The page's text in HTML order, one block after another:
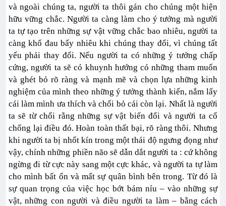
và ngoài chúng ta, người ta thôi gán cho chúng một hiện
hữu vững chắc. Người ta càng làm cho ý tưởng mà người
ta tự tạo trên những sự vật vững chắc bao nhiêu, người ta
càng khổ đau bấy nhiêu khi chúng thay đổi, vì chúng tất
yếu phải thay đổi. Nếu người ta có những ý tưởng chấp
cứng, người ta sẽ có khuynh hướng có những tham muốn
và ghét bỏ rõ ràng và mạnh mẽ và chọn lựa những kinh
nghiệm của mình theo những ý tưởng thành kiến, nắm lấy
cái làm mình ưa thích và chối bỏ cái còn lại. Nhất là người
ta sẽ từ chối rằng những sự vật biến đổi và người ta cố
chống lại điều đó. Hoàn toàn thất bại, rõ ràng thôi. Nhưng
khi người ta bị nhốt kín trong một thái độ ngưng đọng như
vậy, chính những phiền não sẽ dẫn dắt người ta : cứ không
ngừng đi từ cực này sang một cực khác, và người ta tự làm
cho mình bất ổn và mất sự quân bình bên trong. Từ đó là
sự quan trọng của việc học bớt bám níu – vào những sự
vật, những con người và điều người ta làm – bằng cách